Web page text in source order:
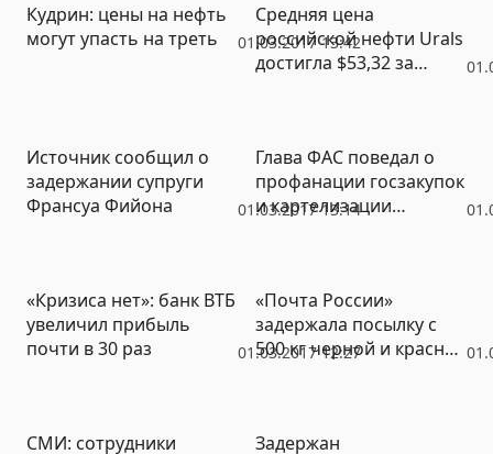
01.03.2017 13:42
Кудрин: цены на нефть
могут упасть на треть
Средняя цена
российской нефти Urals
достигла $53,32 за
01.03.2017 13:14
Источник сообщил о
задержании супруги
Франсуа Фийона
Глава ФАС поведал о
профанации госзакупок
и картелизации
01.03.2017 12:27
«Кризиса нет»: банк ВТБ
увеличил прибыль
почти в 30 раз
«Почта России»
задержала посылку с
500 кг черной и красной
СМИ: сотрудники
Задержан